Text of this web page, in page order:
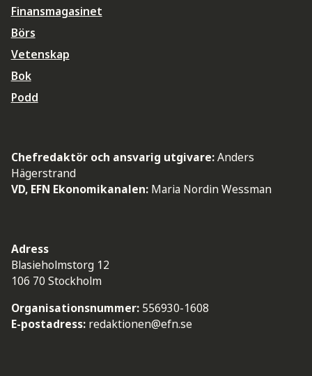
Finansmagasinet
Börs
Vetenskap
Bok
Podd
Chefredaktör och ansvarig utgivare: Anders
Hägerstrand
VD, EFN Ekonomikanalen: Maria Nordin Wessman
Adress
Blasieholmstorg 12
106 70 Stockholm
Organisationsnummer: 556930-1608
E-postadress: redaktionen@efn.se